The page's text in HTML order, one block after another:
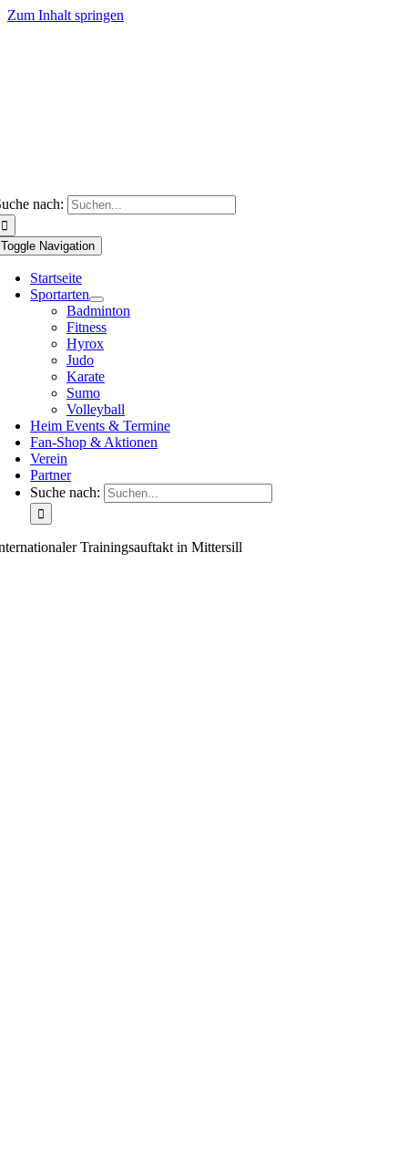
Zum Inhalt springen
nach:
Toggle Navigation
Startseite
Sportarten
Badminton
Fitness
Hyrox
Judo
Karate
Sumo
Volleyball
Heim Events & Termine
Fan-Shop & Aktionen
Verein
Partner
Suche nach:
Trainingsauftakt in Mittersill